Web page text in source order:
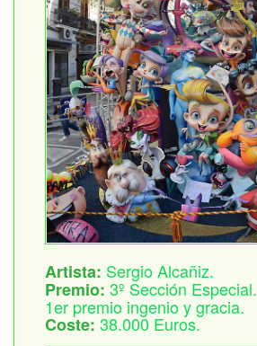
Artista: Sergio Alcañiz.
Premio: 3º Sección Especial.
1er premio ingenio y gracia.
Coste: 38.000 Euros.